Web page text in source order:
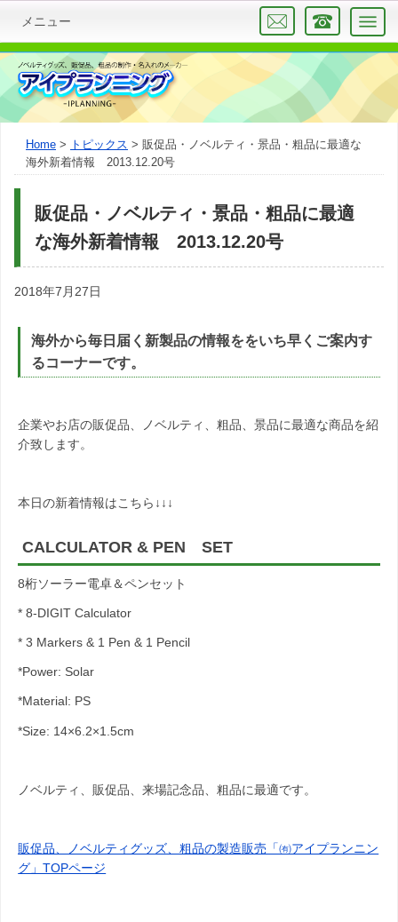
メニュー
Home トピックス
販促品・ノベルティ・景品・粗品に最適な
海外新着情報 2013.12.20号
販促品・ノベルティ・景品・粗品に最適
な海外新着情報 2013.12.20号
2018年7月27日
海外から毎日届く新製品の情報ををいち早くご案内す
るコーナーです。
企業やお店の販促品、ノベルティ、粗品、景品に最適な商品を紹
介致します。
本日の新着情報はこちら↓↓↓
CALCULATOR & PEN SET
8桁ソーラー電卓＆ペンセット
* 8-DIGIT Calculator
* 3 Markers & 1 Pen & 1 Pencil
*Power: Solar
*Material: PS
*Size: 14×6.2×1.5cm
ノベルティ、販促品、来場記念品、粗品に最適です。
販促品、ノベルティグッズ、粗品の製造販売「㈲アイプランニン
グ」TOPページ